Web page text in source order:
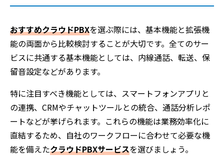
おすすめクラウドPBXを選ぶ際には、基本機能と拡張機
能の両面から比較検討することが大切です。全てのサー
ビスに共通する基本機能としては、内線通話、転送、保
留音設定などがあります。
特に注目すべき機能としては、スマートフォンアプリと
の連携、CRMやチャットツールとの統合、通話分析レポ
ートなどが挙げられます。これらの機能は業務効率化に
直結するため、自社のワークフローに合わせて必要な機
能を備えたクラウドPBXサービスを選びましょう。